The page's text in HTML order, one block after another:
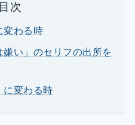
目次
変わる時
い」のセリフの出所を
に変わる時